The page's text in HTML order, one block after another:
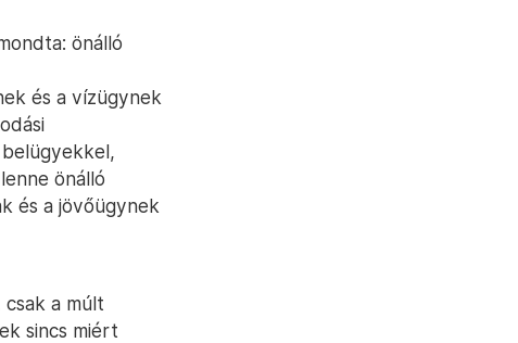
önálló
és a vízügynek
belügyekkel,
önálló
és a jövőügynek
a múlt
sincs miért